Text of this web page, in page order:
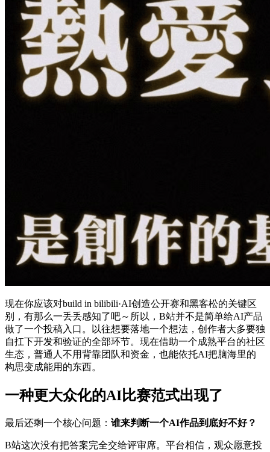
现在你应该对build in bilibili·AI创造公开赛和黑客松的关键区
别，有那么一丢丢感知了吧～所以，B站并不是简单给AI产品
做了一个投稿入口。以往想要落地一个想法，创作者大多要独
自扛下开发和验证的全部环节。现在借助一个成熟平台的社区
生态，普通人不用背靠团队和资金，也能依托AI把脑海里的
构思变成能用的东西。
一种更大众化的AI比赛范式出现了
最后还剩一个核心问题： 谁来判断一个AI作品到底好不好？
B站这次没有把答案完全交给评审席。平台相信，观众愿意投